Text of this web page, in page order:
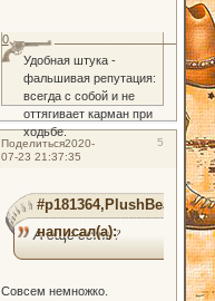
Удобная штука -
фальшивая репутация:
всегда с собой и не
оттягивает карман при
ходьбе.
0
Поделиться 5
2020-
07-23 21:37:35
#p181364,PlushBear
написал(а):
А еще есть?
Совсем немножко.